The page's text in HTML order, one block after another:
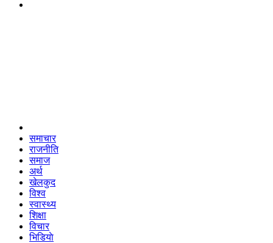
समाचार
राजनीति
समाज
अर्थ
खेलकुद
विश्व
स्वास्थ्य
शिक्षा
विचार
भिडियाे